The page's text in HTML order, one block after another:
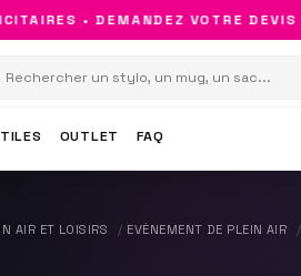
• DEMANDEZ VOTRE DEVIS •
OUTLET FAQ
AIR ET LOISIRS EVÈNEMENT DE PLEIN AIR